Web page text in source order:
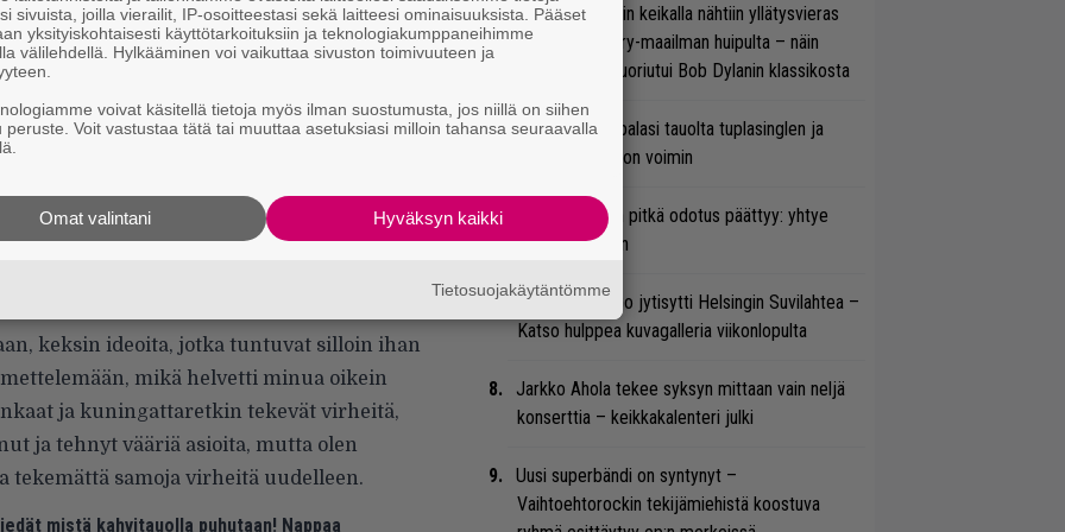
Olen onnekas, että näin toimieni
jotakin. — Kuulen jatkuvasti ihmisten
sisällään, mutta ei välttämättä enää
asettaa itseäni siihen tilanteeseen. Kun
keksin ideoita, jotka tuntuvat silloin ihan
mikä helvetti minua oikein
ja kuningattaretkin tekevät virheitä,
ja tehnyt vääriä asioita, mutta olen
tekemättä samoja virheitä uudelleen.
mistä kahvitauolla puhutaan! Nappaa
Guns N’ Rosesin keikalla nähtiin yllätysvieras
suoraan country-maailman huipulta – näin
kokoonpano suoriutui Bob Dylanin klassikosta
Blind Channel palasi tauolta tuplasinglen ja
näyttävän videon voimin
Weezer-fanien pitkä odotus päättyy: yhtye
tulee Suomeen
Jytäkesä Go-Go jytisytti Helsingin Suvilahtea –
Katso hulppea kuvagalleria viikonlopulta
Jarkko Ahola tekee syksyn mittaan vain neljä
konserttia – keikkakalenteri julki
Uusi superbändi on syntynyt –
Vaihtoehtorockin tekijämiehistä koostuva
sivuista, joilla vierailit, IP-osoitteestasi sekä laitteesi ominaisuuksista. Pääset
yksityiskohtaisesti käyttötarkoituksiin ja teknologiakumppaneihimme
välilehdellä. Hylkääminen voi vaikuttaa sivuston toimivuuteen ja
voivat käsitellä tietoja myös ilman suostumusta, jos niillä on siihen
peruste. Voit vastustaa tätä tai muuttaa asetuksiasi milloin tahansa seuraavalla
Hyväksyn kaikki
Omat valintani
Tietosuojakäytäntömme